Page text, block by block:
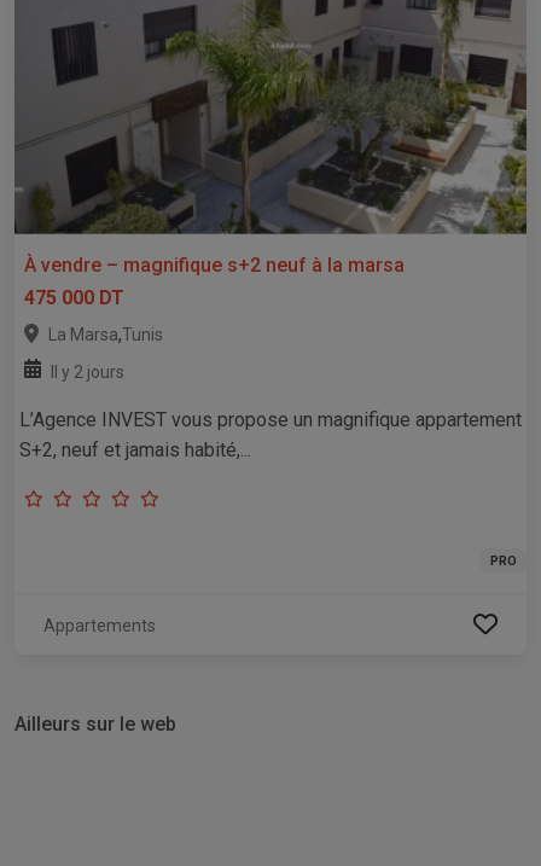
À vendre – magnifique s+2 neuf à la marsa
475 000 DT
La Marsa,Tunis
Il y 2 jours
L’Agence INVEST vous propose un magnifique appartement
S+2, neuf et jamais habité,...
PRO
Appartements
Ailleurs sur le web